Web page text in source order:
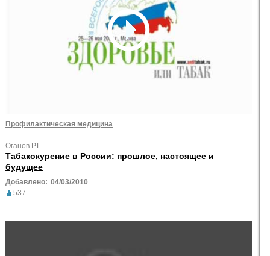
Профилактическая медицина
Оганов Р.Г.
Табакокурение в России: прошлое, настоящее и
будущее
Добавлено: 04/03/2010
537